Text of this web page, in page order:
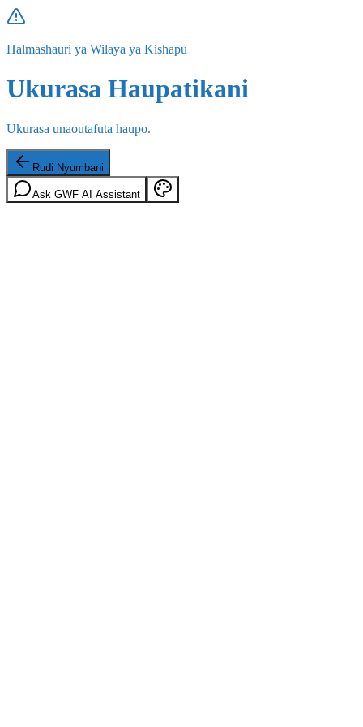
Halmashauri ya Wilaya ya Kishapu
Ukurasa Haupatikani
Ukurasa unaoutafuta haupo.
Rudi Nyumbani
Ask GWF AI Assistant